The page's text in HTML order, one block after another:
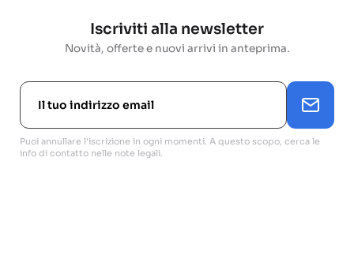
Iscriviti alla newsletter
Novità, offerte e nuovi arrivi in anteprima.
Puoi annullare l'iscrizione in ogni momenti. A questo scopo, cerca le
info di contatto nelle note legali.